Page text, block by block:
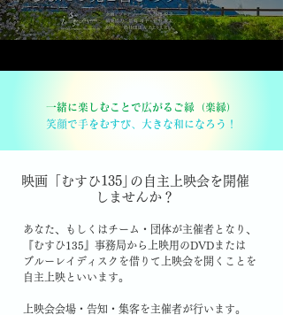
一緒に楽しむことで広がるご縁（楽縁）
笑顔で手をむすび、大きな和になろう！
映画「むすひ135
の自主上映会を開催
しませんか？
あなた、もしくはチーム・団体が主催者となり、
『むすひ135』事務局から上映用のDVDまたは
ブルーレイディスクを借りて上映会を開くことを
自主上映といいます。
上映会会場・告知・集客を主催者が行います。